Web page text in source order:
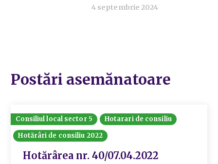
4 septembrie 2024
Postări asemănatoare
Consiliul local sector 5
Hotarari de consiliu
Hotărâri de consiliu 2022
Hotărârea nr. 40/07.04.2022